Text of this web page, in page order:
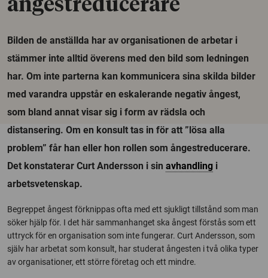
ångestreducerare
Bilden de anställda har av organisationen de arbetar i
stämmer inte alltid överens med den bild som ledningen
har. Om inte parterna kan kommunicera sina skilda bilder
med varandra uppstår en eskalerande negativ ångest,
som bland annat visar sig i form av rädsla och
distansering. Om en konsult tas in för att ”lösa alla
problem” får han eller hon rollen som ångestreducerare.
Det konstaterar Curt Andersson i sin avhandling i
arbetsvetenskap.
Begreppet ångest förknippas ofta med ett sjukligt tillstånd som man
söker hjälp för. I det här sammanhanget ska ångest förstås som ett
uttryck för en organisation som inte fungerar. Curt Andersson, som
själv har arbetat som konsult, har studerat ångesten i två olika typer
av organisationer, ett större företag och ett mindre.